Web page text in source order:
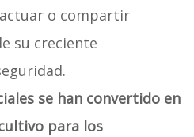
o compartir
su creciente
se han convertido en
para los